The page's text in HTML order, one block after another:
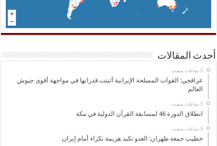
أحدث المقالات
عراقجي: القوات المسلحة الإيرانية أثبتت قدراتها في مواجهة أقوى جيوش
العالم
انطلاق الدورة 46 لمسابقة القرآن الدولية في مكة
خطيب جمعة طهران: العدو تكبد هزيمة نكراء أمام إيران